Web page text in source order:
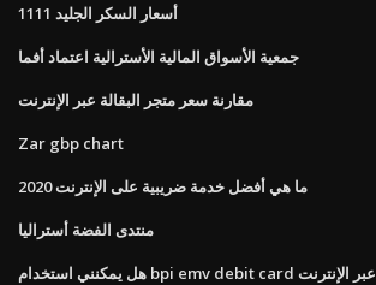
أسعار السكر الجليد 1111
جمعية الأسواق المالية الأسترالية اعتماد أفما
مقارنة سعر متجر البقالة عبر الإنترنت
Zar gbp chart
ما هي أفضل خدمة ضريبية على الإنترنت 2020
منتدى الفضة أستراليا
هل يمكنني استخدام bpi emv debit card عبر الإنترنت